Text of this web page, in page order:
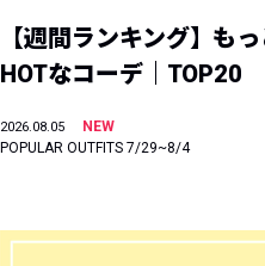
【週間ランキング】も
HOTなコーデ｜TOP20
2026.08.05
NEW
POPULAR OUTFITS 7/29~8/4